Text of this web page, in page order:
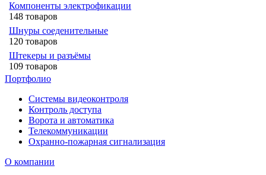
Компоненты электрофикации
148 товаров
Шнуры соеденительные
120 товаров
Штекеры и разъёмы
109 товаров
Портфолио
Системы видеоконтроля
Контроль доступа
Ворота и автоматика
Телекоммуникации
Охранно-пожарная сигнализация
О компании